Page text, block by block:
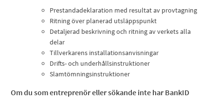
Prestandadeklaration med resultat av provtagning
Ritning över planerad utsläppspunkt
Detaljerad beskrivning och ritning av verkets alla
delar
Tillverkarens installationsanvisningar
Drifts- och underhållsinstruktioner
Slamtömningsinstruktioner
Om du som entreprenör eller sökande inte har BankID